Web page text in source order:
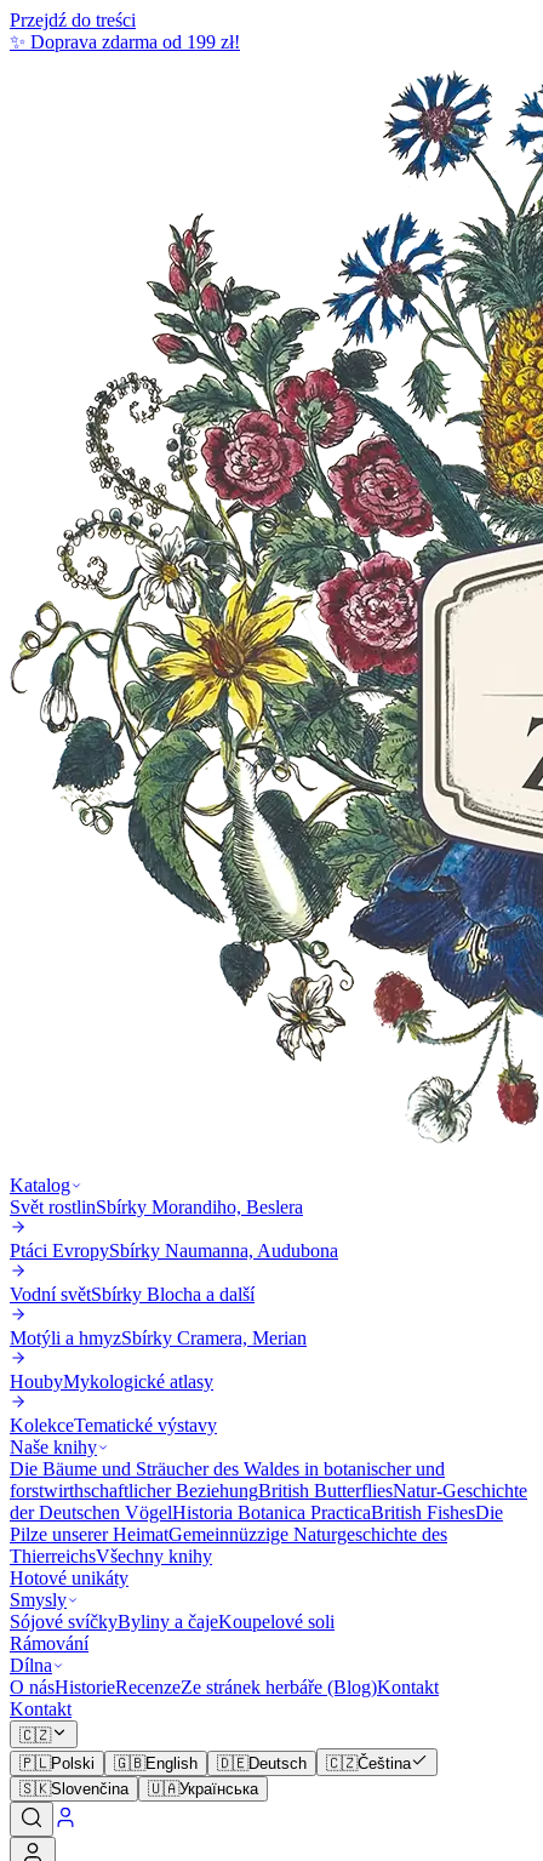
Przejdź do treści
✨ Doprava zdarma od 199 zł!
Katalog
Svět rostlinSbírky Morandiho, Beslera
Ptáci EvropySbírky Naumanna, Audubona
Vodní světSbírky Blocha a další
Motýli a hmyzSbírky Cramera, Merian
HoubyMykologické atlasy
KolekceTematické výstavy
Naše knihy
Die Bäume und Sträucher des Waldes in botanischer und
forstwirthschaftlicher BeziehungBritish ButterfliesNatur-Geschichte
der Deutschen VögelHistoria Botanica PracticaBritish FishesDie
Pilze unserer HeimatGemeinnüzzige Naturgeschichte des
ThierreichsVšechny knihy
Hotové unikáty
Smysly
Sójové svíčkyByliny a čajeKoupelové soli
Rámování
Dílna
O násHistorieRecenzeZe stránek herbáře (Blog)Kontakt
Kontakt
🇨🇿
🇵🇱Polski 🇬🇧English 🇩🇪Deutsch 🇨🇿Čeština
🇸🇰Slovenčina 🇺🇦Українська